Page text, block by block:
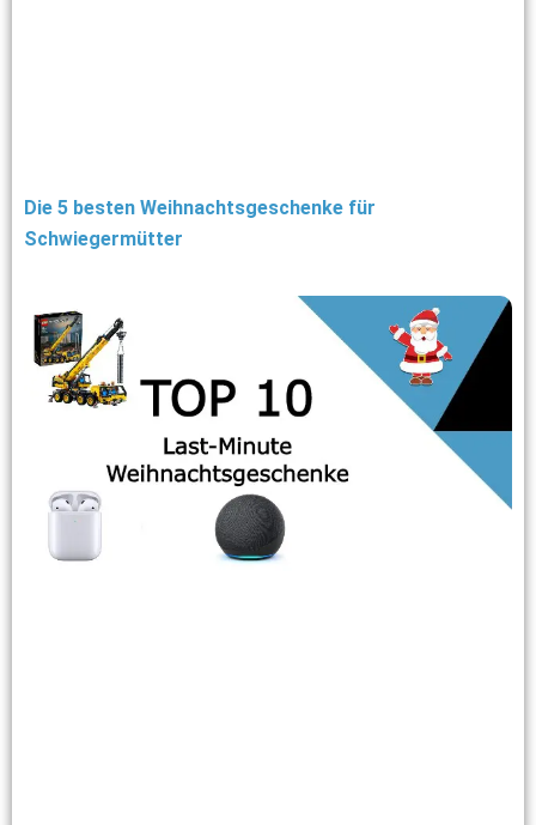
Die 5 besten Weihnachtsgeschenke für
Schwiegermütter